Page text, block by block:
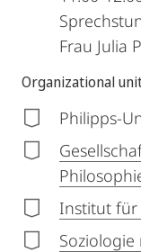
Frau Julia
Organizational
Philipps-
Institut für